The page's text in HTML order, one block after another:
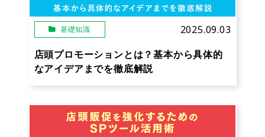
基礎知識
2025.09.03
店頭プロモーションとは？基本から具体的
なアイデアまでを徹底解説